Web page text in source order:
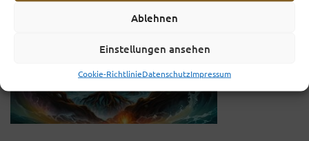
Ablehnen
Einstellungen ansehen
Cookie-RichtlinieDatenschutzImpressum